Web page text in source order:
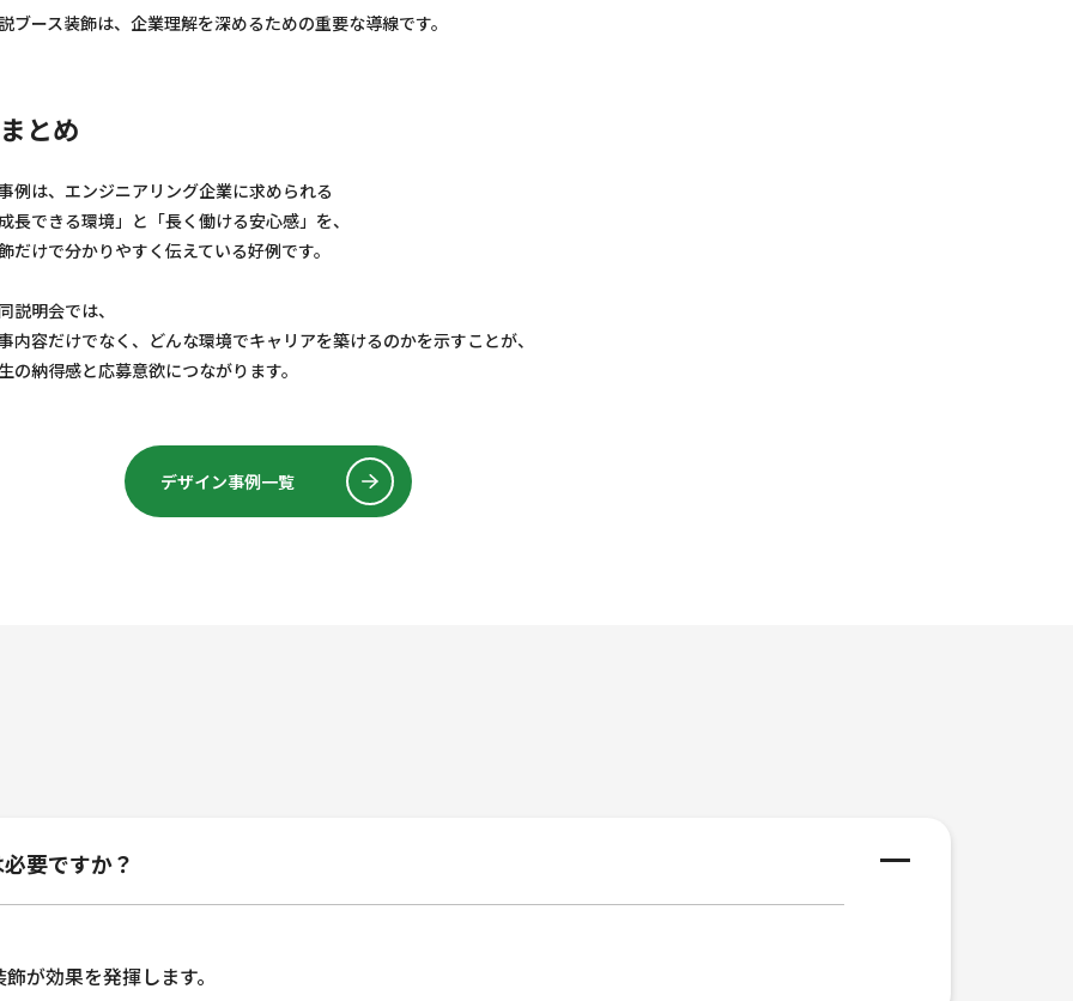
ブース装飾は、企業理解を深めるための重要な導線です。
まとめ
例は、エンジニアリング企業に求められる
成長できる環境」と「長く働ける安心感」を、
だけで分かりやすく伝えている好例です。
説明会では、
内容だけでなく、どんな環境でキャリアを築けるのかを示すことが、
の納得感と応募意欲につながります。
デザイン事例一覧
要ですか？
が効果を発揮します。